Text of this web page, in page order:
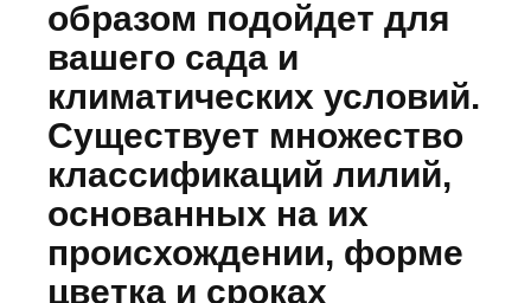
образом подойдет для
вашего сада и
климатических условий.
Существует множество
классификаций лилий,
основанных на их
происхождении, форме
цветка и сроках